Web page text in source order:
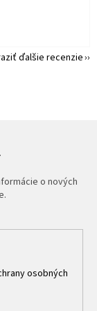
ďalšie recenzie
o nových
osobných